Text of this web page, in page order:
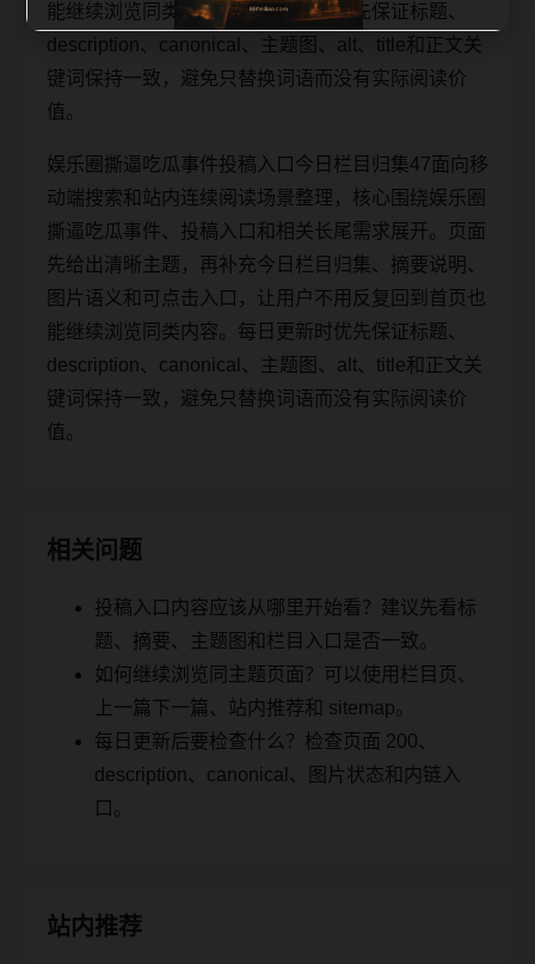
能继续浏览同类内容。每日更新时优先保证标题、
description、canonical、主题图、alt、title和正文关
键词保持一致，避免只替换词语而没有实际阅读价
值。
娱乐圈撕逼吃瓜事件投稿入口今日栏目归集47面向移
动端搜索和站内连续阅读场景整理，核心围绕娱乐圈
撕逼吃瓜事件、投稿入口和相关长尾需求展开。页面
先给出清晰主题，再补充今日栏目归集、摘要说明、
图片语义和可点击入口，让用户不用反复回到首页也
能继续浏览同类内容。每日更新时优先保证标题、
description、canonical、主题图、alt、title和正文关
键词保持一致，避免只替换词语而没有实际阅读价
值。
相关问题
投稿入口内容应该从哪里开始看？建议先看标
题、摘要、主题图和栏目入口是否一致。
如何继续浏览同主题页面？可以使用栏目页、
上一篇下一篇、站内推荐和 sitemap。
每日更新后要检查什么？检查页面 200、
description、canonical、图片状态和内链入
口。
站内推荐